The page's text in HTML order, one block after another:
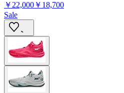
￥22,000 ￥18,700
Sale